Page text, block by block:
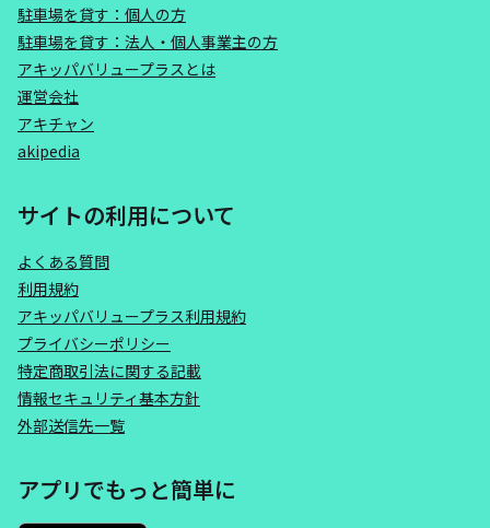
駐車場を貸す：個人の方
駐車場を貸す：法人・個人事業主の方
アキッパバリュープラスとは
運営会社
アキチャン
akipedia
サイトの利用について
よくある質問
利用規約
アキッパバリュープラス利用規約
プライバシーポリシー
特定商取引法に関する記載
情報セキュリティ基本方針
外部送信先一覧
アプリでもっと簡単に